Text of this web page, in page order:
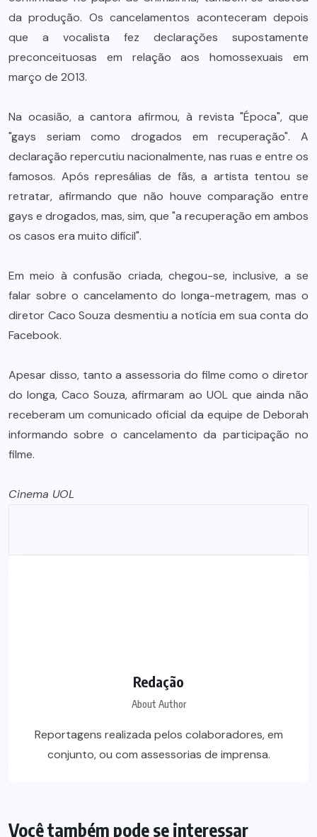
da produção. Os cancelamentos aconteceram depois
que a vocalista fez declarações supostamente
preconceituosas em relação aos homossexuais em
março de 2013.
Na ocasião, a cantora afirmou, à revista "Época", que
"gays seriam como drogados em recuperação". A
declaração repercutiu nacionalmente, nas ruas e entre os
famosos. Após represálias de fãs, a artista tentou se
retratar, afirmando que não houve comparação entre
gays e drogados, mas, sim, que "a recuperação em ambos
os casos era muito difícil".
Em meio à confusão criada, chegou-se, inclusive, a se
falar sobre o cancelamento do longa-metragem, mas o
diretor Caco Souza desmentiu a notícia em sua conta do
Facebook.
Apesar disso, tanto a assessoria do filme como o diretor
do longa, Caco Souza, afirmaram ao UOL que ainda não
receberam um comunicado oficial da equipe de Deborah
informando sobre o cancelamento da participação no
filme.
Cinema UOL
Redação
About Author
Reportagens realizada pelos colaboradores, em
conjunto, ou com assessorias de imprensa.
Você também pode se interessar